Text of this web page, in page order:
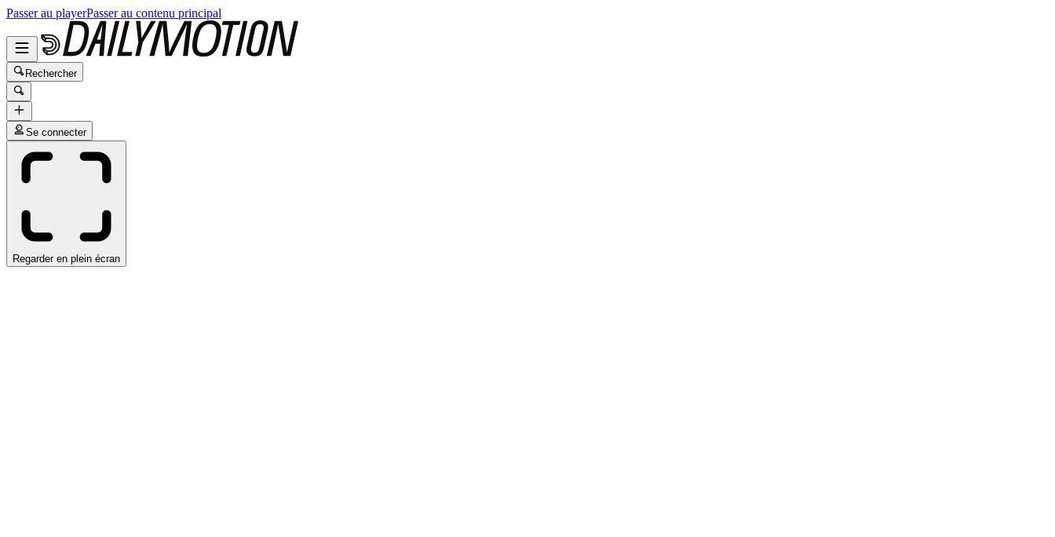
Passer au playerPasser au contenu principal
Rechercher
Se connecter
Regarder en plein écran